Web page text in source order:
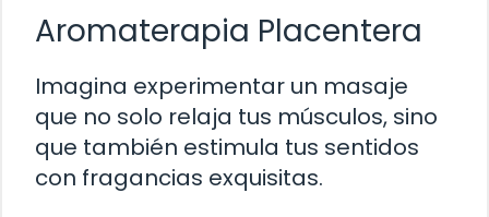
Aromaterapia Placentera
Imagina experimentar un masaje
que no solo relaja tus músculos, sino
que también estimula tus sentidos
con fragancias exquisitas.